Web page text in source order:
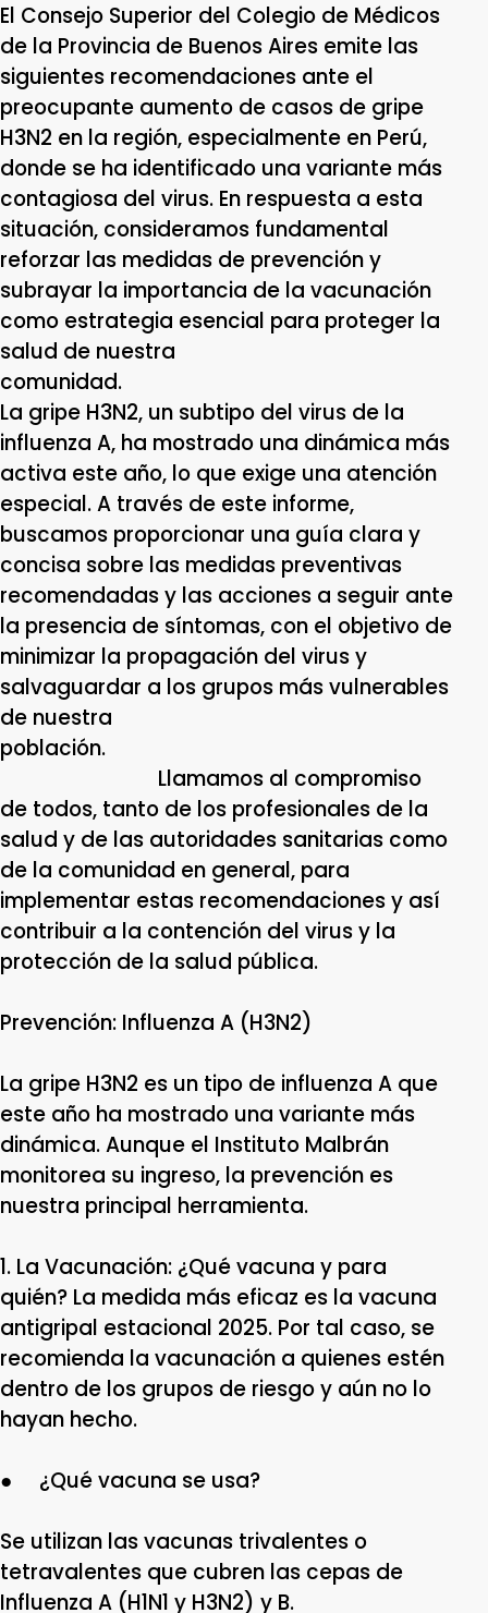
El Consejo Superior del Colegio de Médicos
de la Provincia de Buenos Aires emite las
siguientes recomendaciones ante el
preocupante aumento de casos de gripe
H3N2 en la región, especialmente en Perú,
donde se ha identificado una variante más
contagiosa del virus. En respuesta a esta
situación, consideramos fundamental
reforzar las medidas de prevención y
subrayar la importancia de la vacunación
como estrategia esencial para proteger la
salud de nuestra
La gripe H3N2, un subtipo del virus de la
influenza A, ha mostrado una dinámica más
activa este año, lo que exige una atención
especial. A través de este informe,
buscamos proporcionar una guía clara y
concisa sobre las medidas preventivas
recomendadas y las acciones a seguir ante
la presencia de síntomas, con el objetivo de
minimizar la propagación del virus y
salvaguardar a los grupos más vulnerables
de nuestra
población.
Llamamos al compromiso
de todos, tanto de los profesionales de la
salud y de las autoridades sanitarias como
de la comunidad en general, para
implementar estas recomendaciones y así
contribuir a la contención del virus y la
protección de la salud pública.
Prevención: Influenza A (H3N2)
La gripe H3N2 es un tipo de influenza A que
este año ha mostrado una variante más
dinámica. Aunque el Instituto Malbrán
monitorea su ingreso, la prevención es
nuestra principal herramienta.
1. La Vacunación: ¿Qué vacuna y para
quién? La medida más eficaz es la vacuna
antigripal estacional 2025. Por tal caso, se
recomienda la vacunación a quienes estén
dentro de los grupos de riesgo y aún no lo
hayan hecho.
● ¿Qué vacuna se usa?
Se utilizan las vacunas trivalentes o
tetravalentes que cubren las cepas de
Influenza A (H1N1 y H3N2) y B.